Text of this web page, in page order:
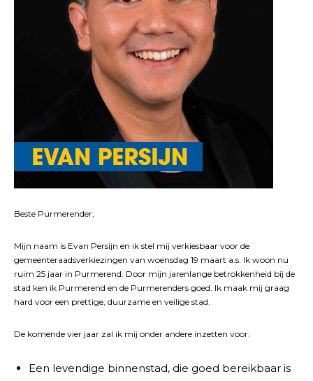
Beste Purmerender,
Mijn naam is Evan Persijn en ik stel mij verkiesbaar voor de
gemeenteraadsverkiezingen van woensdag 19 maart a.s. Ik woon nu
ruim 25 jaar in Purmerend. Door mijn jarenlange betrokkenheid bij de
stad ken ik Purmerend en de Purmerenders goed. Ik maak mij graag
hard voor een prettige, duurzame en veilige stad.
De komende vier jaar zal ik mij onder andere inzetten voor:
Een levendige binnenstad, die goed bereikbaar is